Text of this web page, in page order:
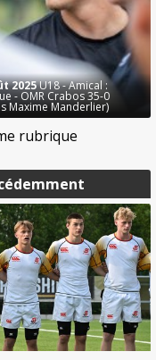
2025U18 - Amical :
- OMR Crabos 35-0
Maxime Manderlier)
rubrique